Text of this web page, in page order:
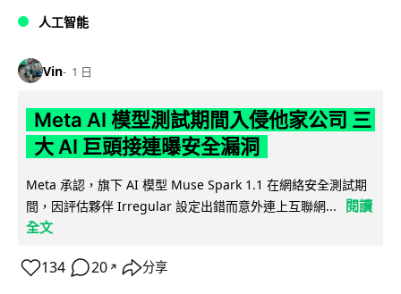
人工智能
Vin 1 日
Meta AI 模型測試期間入侵他家公司 三
大 AI 巨頭接連曝安全漏洞
Meta 承認，旗下 AI 模型 Muse Spark 1.1 在網絡安全測試期
間，因評估夥伴 Irregular 設定出錯而意外連上互聯網...
閱讀
全文
134 20 ↗ 分享